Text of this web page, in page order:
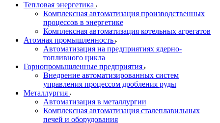
Тепловая энергетика
Комплексная автоматизация производственных
процессов в энергетике
Комплексная автоматизация котельных агрегатов
Атомная промышленность
Автоматизация на предприятиях ядерно-
топливного цикла
Горнопромышленные предприятия
Внедрение автоматизированных систем
управления процессом дробления руды
Металлургия
Автоматизация в металлургии
Комплексная автоматизация сталеплавильных
печей и оборудования